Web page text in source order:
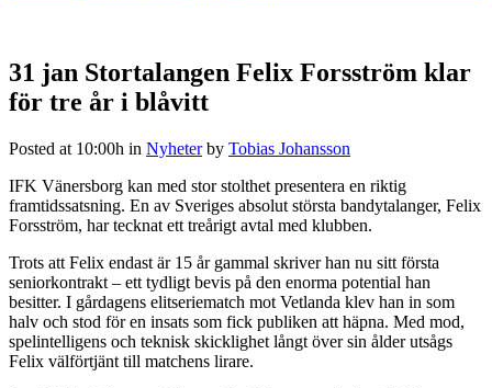
31 jan Stortalangen Felix Forsström klar
för tre år i blåvitt
Posted at 10:00h in Nyheter by Tobias Johansson
IFK Vänersborg kan med stor stolthet presentera en riktig
framtidssatsning. En av Sveriges absolut största bandytalanger, Felix
Forsström, har tecknat ett treårigt avtal med klubben.
Trots att Felix endast är 15 år gammal skriver han nu sitt första
seniorkontrakt – ett tydligt bevis på den enorma potential han
besitter. I gårdagens elitseriematch mot Vetlanda klev han in som
halv och stod för en insats som fick publiken att häpna. Med mod,
spelintelligens och teknisk skicklighet långt över sin ålder utsågs
Felix välförtjänt till matchens lirare.